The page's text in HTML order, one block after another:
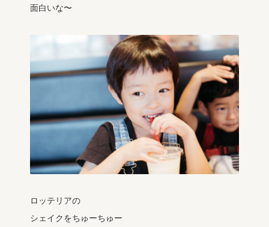
面白いな〜
ロッテリアの
シェイクをちゅーちゅー